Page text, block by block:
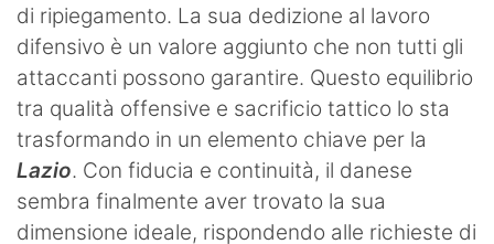
di ripiegamento. La sua dedizione al lavoro
difensivo è un valore aggiunto che non tutti gli
attaccanti possono garantire. Questo equilibrio
tra qualità offensive e sacrificio tattico lo sta
trasformando in un elemento chiave per la
Lazio. Con fiducia e continuità, il danese
sembra finalmente aver trovato la sua
dimensione ideale, rispondendo alle richieste di